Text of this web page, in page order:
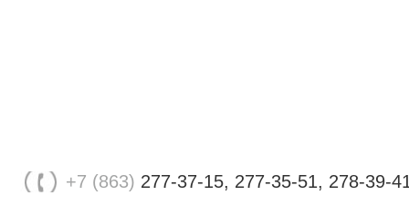
+7 (863) 277-37-15, 277-35-51, 278-39-